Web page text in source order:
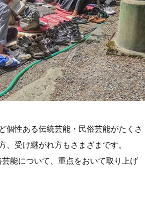
個性ある伝統芸能・民俗芸能がたくさ
受け継がれ方もさまざまです。
能について、重点をおいて取り上げ